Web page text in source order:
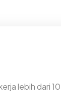
lebih dari